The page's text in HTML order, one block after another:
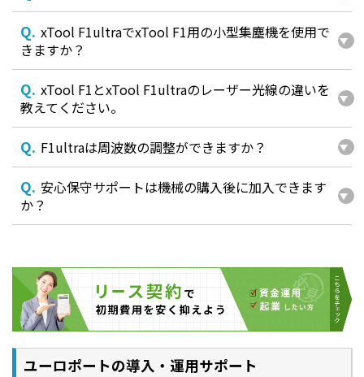
■3Dエンボスデザインがワンクリックで完成
エンボスデザインの3DモデルもAIで構築可能です。3D
モデリングのスキルや知識がなくても、どなたでも簡
単に3Dエンボス加工が可能です。
Q. xTool F1ultraでxTool F1用の小型集塵機を使用で
きますか？
Q. xTool F1とxTool F1ultraのレーザー光線の違いを
教えてください。
Q. F1ultraは周波数の調整ができますか？
Q. 安心保守サポートは機械の購入後に加入できます
か？
ユーロポートの導入・運用サポート